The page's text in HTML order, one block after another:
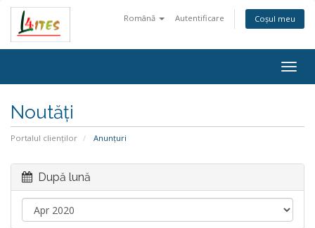
Română Autentificare Coșul meu
Noutăți
Portalul clienților Anunțuri
După lună